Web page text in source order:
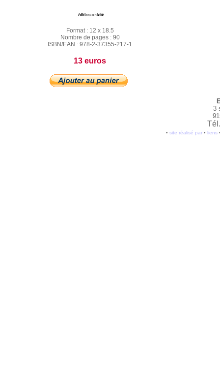
Format : 12 x 18.5
Nombre de pages : 90
ISBN/EAN : 978-2-37355-217-1
13 euros
3
• site réalisé par• liens